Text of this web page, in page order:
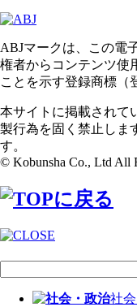
ABJマークは、この電
権者からコンテンツ使
ことを示す登録商標（
本サイトに掲載されて
製行為を固く禁止しま
す。
© Kobunsha Co., Ltd All
社